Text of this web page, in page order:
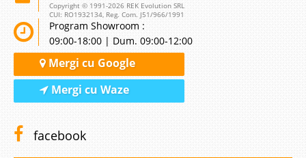
Copyright © 1991-2026 REK Evolution SRL
CUI: RO1932134, Reg. Com. J51/966/1991
Program Showroom :
09:00-18:00 | Dum. 09:00-12:00
Mergi cu Google
Mergi cu Waze
facebook